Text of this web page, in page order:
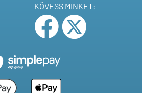
KÖVESS MINKET: